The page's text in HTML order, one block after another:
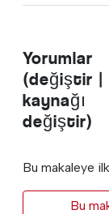
Yorumlar
(değiştir |
kaynağı
değiştir)
Bu makaleye
Bu